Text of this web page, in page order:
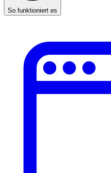
So funktioniert es